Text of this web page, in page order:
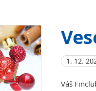
1. 12.
Váš